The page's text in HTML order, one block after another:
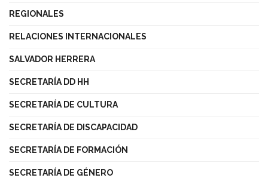
REGIONALES
RELACIONES INTERNACIONALES
SALVADOR HERRERA
SECRETARÍA DD HH
SECRETARÍA DE CULTURA
SECRETARÍA DE DISCAPACIDAD
SECRETARÍA DE FORMACIÓN
SECRETARÍA DE GÉNERO